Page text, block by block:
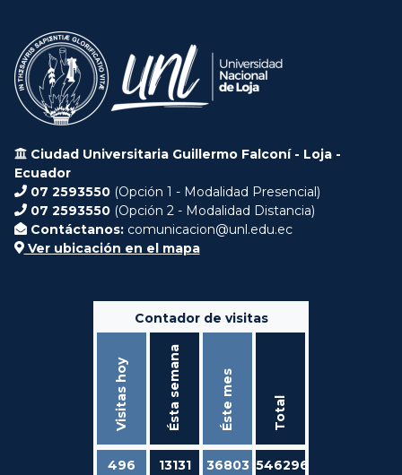
Ciudad Universitaria Guillermo Falconí - Loja -
Ecuador
07 2593550 (Opción 1 - Modalidad Presencial)
07 2593550 (Opción 2 - Modalidad Distancia)
Contáctanos: comunicacion@unl.edu.ec
Ver ubicación en el mapa
Contador de visitas
Visitas hoy Ésta semana Éste mes Total
496 13131 36803 546296